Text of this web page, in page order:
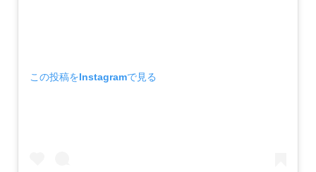
この投稿をInstagramで見る